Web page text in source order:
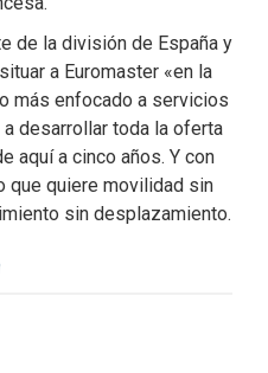
de la división de España y
a Euromaster «en la
más enfocado a servicios
desarrollar toda la oferta
aquí a cinco años. Y con
que quiere movilidad sin
sin desplazamiento.